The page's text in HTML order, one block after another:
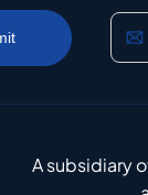
A subsidiary